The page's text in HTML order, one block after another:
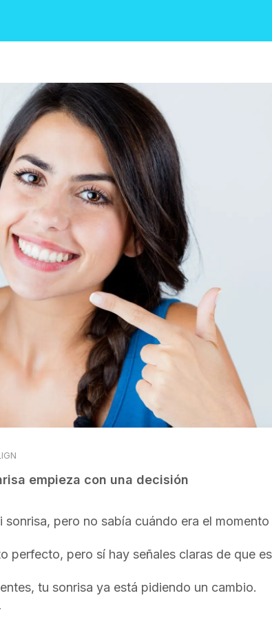
empieza con una decisión
pero no sabía cuándo era el momento
perfecto, pero sí hay señales claras de que
tu sonrisa ya está pidiendo un cambio.